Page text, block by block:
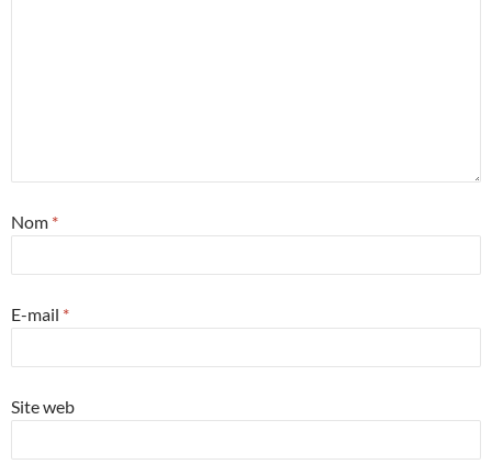
Nom *
E-mail *
Site web